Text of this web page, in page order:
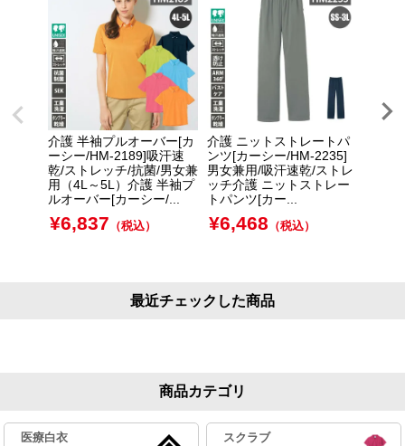
介護 半袖プルオーバー[カ
ーシー/HM-2189]吸汗速
乾/ストレッチ/抗菌/男女兼
用（4L～5L）介護 半袖プ
ルオーバー[カーシー/...
¥6,837 （税込）
介護 ニットストレートパ
ンツ[カーシー/HM-2235]
男女兼用/吸汗速乾/ストレ
ッチ介護 ニットストレー
トパンツ[カー...
¥6,468 （税込）
最近チェックした商品
商品カテゴリ
医療白衣
スクラブ